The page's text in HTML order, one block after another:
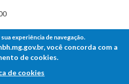
experiência de navegação.
você concorda com a
de cookies.
de cookies